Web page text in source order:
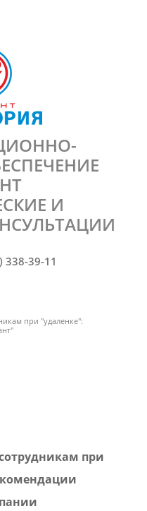
И
338-39-11
при "удаленке":
при